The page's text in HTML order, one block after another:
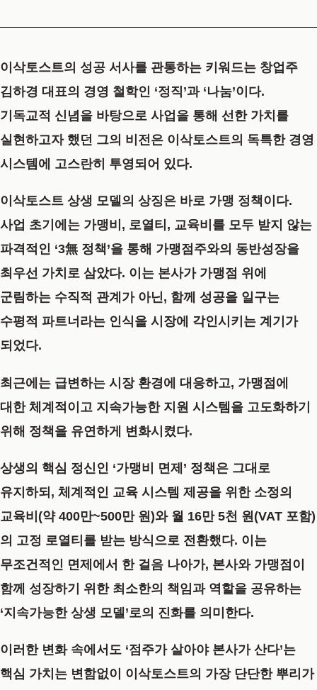
이삭토스트의 성공 서사를 관통하는 키워드는 창업주
김하경 대표의 경영 철학인 ‘정직’과 ‘나눔’이다.
기독교적 신념을 바탕으로 사업을 통해 선한 가치를
실현하고자 했던 그의 비전은 이삭토스트의 독특한 경영
시스템에 고스란히 투영되어 있다.
이삭토스트 상생 모델의 상징은 바로 가맹 정책이다.
사업 초기에는 가맹비, 로열티, 교육비를 모두 받지 않는
파격적인 ‘3無 정책’을 통해 가맹점주와의 동반성장을
최우선 가치로 삼았다. 이는 본사가 가맹점 위에
군림하는 수직적 관계가 아닌, 함께 성공을 일구는
수평적 파트너라는 인식을 시장에 각인시키는 계기가
되었다.
최근에는 급변하는 시장 환경에 대응하고, 가맹점에
대한 체계적이고 지속가능한 지원 시스템을 고도화하기
위해 정책을 유연하게 변화시켰다.
상생의 핵심 정신인 ‘가맹비 면제’ 정책은 그대로
유지 하되, 체계적인 교육 시스템 제공을 위한 소정의
교육비(약 400만~500만 원)와 월 16만 5천 원(VAT 포함)
의 고정 로열티 를 받는 방식으로 전환했다. 이는
무조건적인 면제에서 한 걸음 나아가, 본사와 가맹점이
함께 성장하기 위한 최소한의 책임과 역할을 공유하는
‘지속가능한 상생 모델’로의 진화를 의미한다.
이러한 변화 속에서도 ‘점주가 살아야 본사가 산다’는
핵심 가치는 변함없이 이삭토스트의 가장 단단한 뿌리가